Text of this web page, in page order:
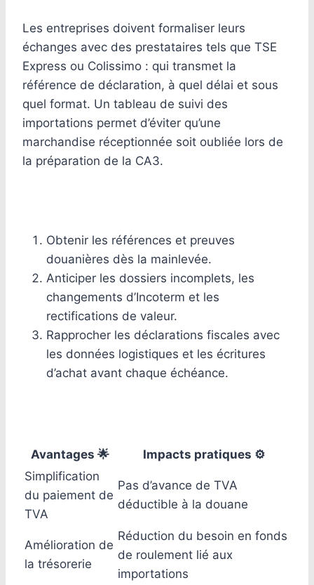
Les entreprises doivent formaliser leurs
échanges avec des prestataires tels que TSE
Express ou Colissimo : qui transmet la
référence de déclaration, à quel délai et sous
quel format. Un tableau de suivi des
importations permet d’éviter qu’une
marchandise réceptionnée soit oubliée lors de
la préparation de la CA3.
Obtenir les références et preuves
douanières dès la mainlevée.
Anticiper les dossiers incomplets, les
changements d’Incoterm et les
rectifications de valeur.
Rapprocher les déclarations fiscales avec
les données logistiques et les écritures
d’achat avant chaque échéance.
Avantages 🌟
Impacts pratiques ⚙️
Simplification
du paiement de
TVA
Pas d’avance de TVA
déductible à la douane
Amélioration de
la trésorerie
Réduction du besoin en fonds
de roulement lié aux
importations